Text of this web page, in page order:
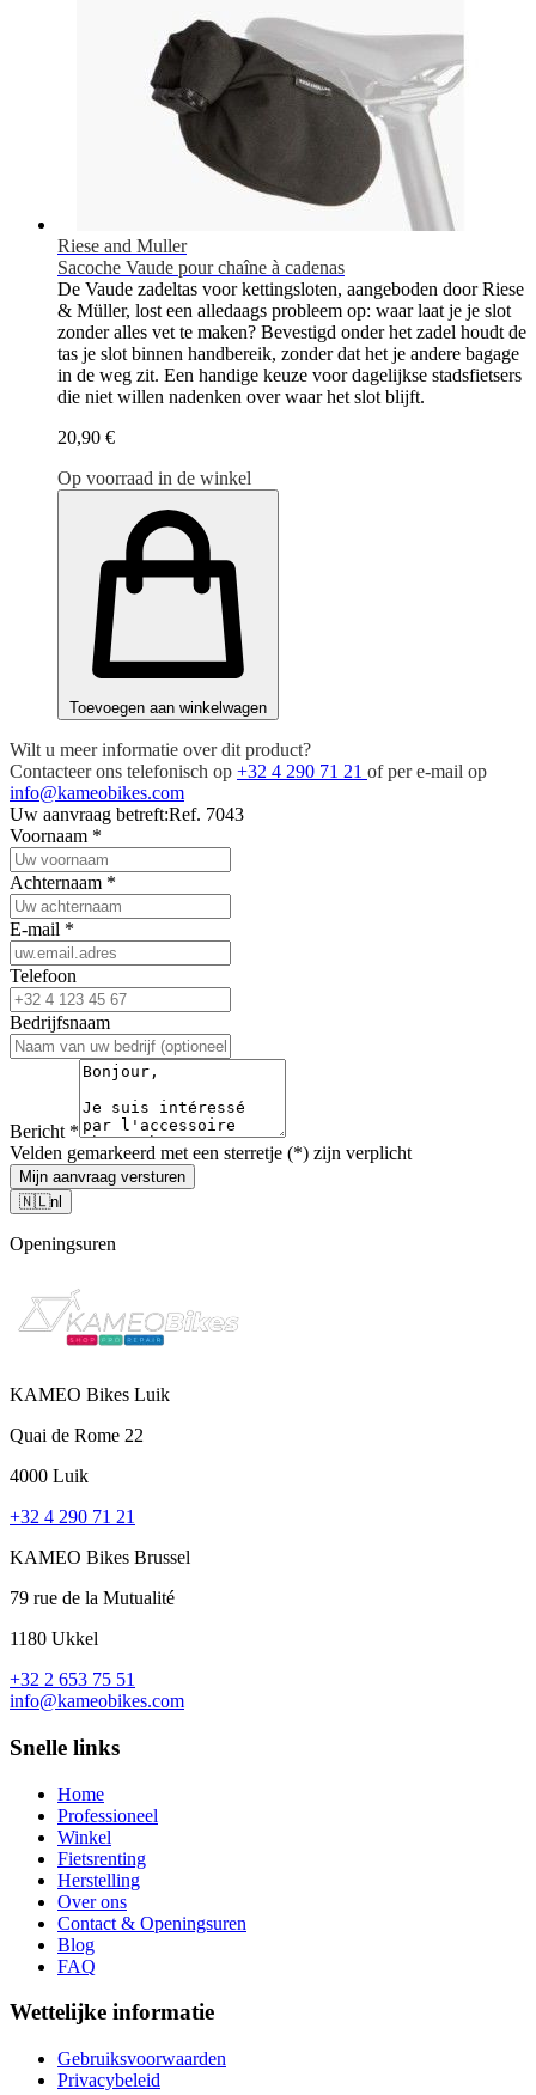
Riese and Muller
Sacoche Vaude pour chaîne à cadenas
De Vaude zadeltas voor kettingsloten, aangeboden door Riese
& Müller, lost een alledaags probleem op: waar laat je je slot
zonder alles vet te maken? Bevestigd onder het zadel houdt de
tas je slot binnen handbereik, zonder dat het je andere bagage
in de weg zit. Een handige keuze voor dagelijkse stadsfietsers
die niet willen nadenken over waar het slot blijft.
20,90 €
Op voorraad in de winkel
Toevoegen aan winkelwagen
Wilt u meer informatie over dit product?
Contacteer ons telefonisch op +32 4 290 71 21 of per e-mail op
info@kameobikes.com
Uw aanvraag betreft:Ref. 7043
Voornaam *
Achternaam *
E-mail *
Telefoon
Bedrijfsnaam
Bericht *
Velden gemarkeerd met een sterretje (*) zijn verplicht
Mijn aanvraag versturen
🇳🇱nl
Openingsuren
KAMEO Bikes Luik
Quai de Rome 22
4000 Luik
+32 4 290 71 21
KAMEO Bikes Brussel
79 rue de la Mutualité
1180 Ukkel
+32 2 653 75 51
info@kameobikes.com
Snelle links
Home
Professioneel
Winkel
Fietsrenting
Herstelling
Over ons
Contact & Openingsuren
Blog
FAQ
Wettelijke informatie
Gebruiksvoorwaarden
Privacybeleid